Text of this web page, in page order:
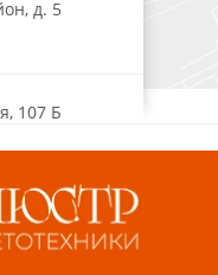
д. 5
107 Б